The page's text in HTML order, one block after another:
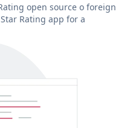
open source o foreign
Rating app for a